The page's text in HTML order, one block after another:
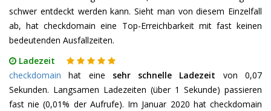
schwer entdeckt werden kann. Sieht man von diesem Einzelfall
ab, hat checkdomain eine Top-Erreichbarkeit mit fast keinen
bedeutenden Ausfallzeiten.
Ladezeit
checkdomain hat eine sehr schnelle Ladezeit von 0,07
Sekunden. Langsamen Ladezeiten (über 1 Sekunde) passieren
fast nie (0,01% der Aufrufe). Im Januar 2020 hat checkdomain